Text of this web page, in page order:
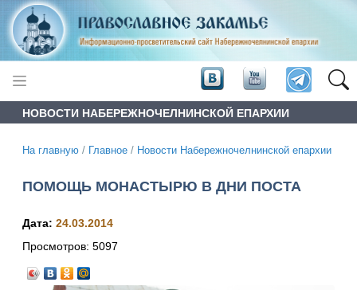
НОВОСТИ НАБЕРЕЖНОЧЕЛНИНСКОЙ ЕПАРХИИ
На главную / Главное / Новости Набережночелнинской епархии
ПОМОЩЬ МОНАСТЫРЮ В ДНИ ПОСТА
Дата: 24.03.2014
Просмотров: 5097